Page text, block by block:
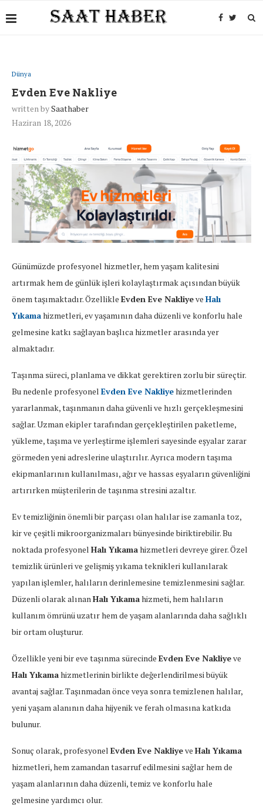
Dünya
Evden Eve Nakliye
written bySaathaber
Haziran 18, 2026
Günümüzde profesyonel hizmetler, hem yaşam kalitesini
artırmak hem de günlük işleri kolaylaştırmak açısından büyük
önem taşımaktadır. Özellikle Evden Eve Nakliyeve Halı
Yıkamahizmetleri, ev yaşamının daha düzenli ve konforlu hale
gelmesine katkı sağlayan başlıca hizmetler arasında yer
almaktadır.
Taşınma süreci, planlama ve dikkat gerektiren zorlu bir süreçtir.
Bu nedenle profesyonel Evden Eve Nakliyehizmetlerinden
yararlanmak, taşınmanın daha güvenli ve hızlı gerçekleşmesini
sağlar. Uzman ekipler tarafından gerçekleştirilen paketleme,
yükleme, taşıma ve yerleştirme işlemleri sayesinde eşyalar zarar
görmeden yeni adreslerine ulaştırılır. Ayrıca modern taşıma
ekipmanlarının kullanılması, ağır ve hassas eşyaların güvenliğini
artırırken müşterilerin de taşınma stresini azaltır.
Ev temizliğinin önemli bir parçası olan halılar ise zamanla toz,
kir ve çeşitli mikroorganizmaları bünyesinde biriktirebilir. Bu
noktada profesyonel Halı Yıkamahizmetleri devreye girer. Özel
temizlik ürünleri ve gelişmiş yıkama teknikleri kullanılarak
yapılan işlemler, halıların derinlemesine temizlenmesini sağlar.
Düzenli olarak alınan Halı Yıkamahizmeti, hem halıların
kullanım ömrünü uzatır hem de yaşam alanlarında daha sağlıklı
bir ortam oluşturur.
Özellikle yeni bir eve taşınma sürecinde Evden Eve Nakliyeve
Halı Yıkamahizmetlerinin birlikte değerlendirilmesi büyük
avantaj sağlar. Taşınmadan önce veya sonra temizlenen halılar,
yeni yaşam alanının daha hijyenik ve ferah olmasına katkıda
bulunur.
Sonuç olarak, profesyonel Evden Eve Nakliyeve Halı Yıkama
hizmetleri, hem zamandan tasarruf edilmesini sağlar hem de
yaşam alanlarının daha düzenli, temiz ve konforlu hale
gelmesine yardımcı olur.